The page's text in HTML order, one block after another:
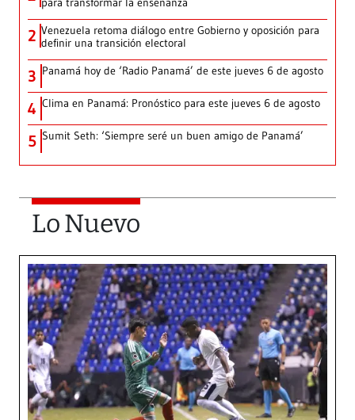
2 Venezuela retoma diálogo entre Gobierno y oposición para
definir una transición electoral
3 Panamá hoy de ‘Radio Panamá’ de este jueves 6 de agosto
4 Clima en Panamá: Pronóstico para este jueves 6 de agosto
5 Sumit Seth: ‘Siempre seré un buen amigo de Panamá’
Lo Nuevo